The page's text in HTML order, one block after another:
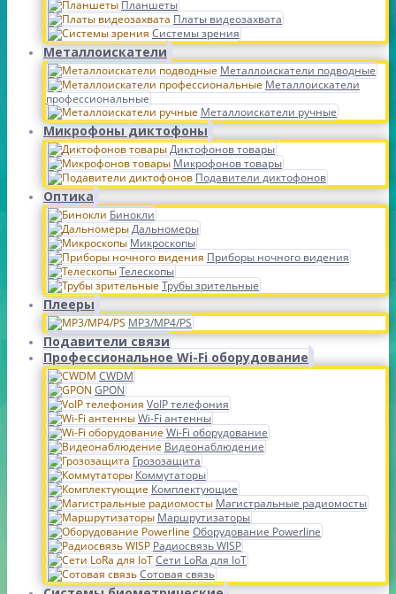
Планшеты
Платы видеозахвата
Системы зрения
Металлоискатели
Металлоискатели подводные
Металлоискатели
профессиональные
Металлоискатели ручные
Микрофоны диктофоны
Диктофонов товары
Микрофонов товары
Подавители диктофонов
Оптика
Бинокли
Дальномеры
Микроскопы
Приборы ночного видения
Телескопы
Трубы зрительные
Плееры
MP3/MP4/PS
Подавители связи
Профессиональное Wi-Fi оборудование
CWDM
GPON
VoIP телефония
Wi-Fi антенны
Wi-Fi оборудование
Видеонаблюдение
Грозозащита
Коммутаторы
Комплектующие
Магистральные радиомосты
Маршрутизаторы
Оборудование Powerline
Радиосвязь WISP
Сети LoRa для IoT
Сотовая связь